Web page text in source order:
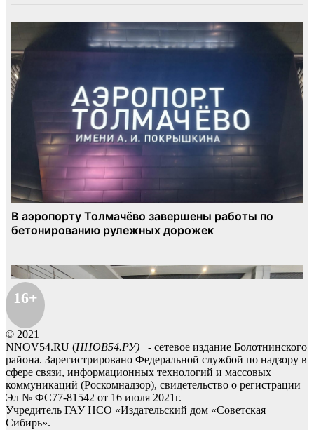
16+
© 2021
NNOV54.RU (ННОВ54.РУ) - сетевое издание Болотнинского
района. Зарегистрировано Федеральной службой по надзору в
сфере связи, информационных технологий и массовых
коммуникаций (Роскомнадзор), свидетельство о регистрации
Эл № ФС77-81542 от 16 июля 2021г.
Учредитель ГАУ НСО «Издательский дом «Советская
Сибирь».